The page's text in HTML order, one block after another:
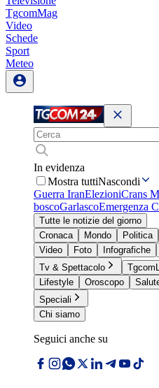
TgcomMag
Video
Schede
Sport
Meteo
In evidenza
Mostra tuttiNascondi
Guerra IranElezioniCrans
boscoGarlascoEmergenza
Tutte le notizie del giorno
Cronaca
Mondo Politica
Video
Foto Infografiche
Tv & Spettacolo
Lifestyle
Oroscopo
Speciali
Chi siamo
Seguici anche su